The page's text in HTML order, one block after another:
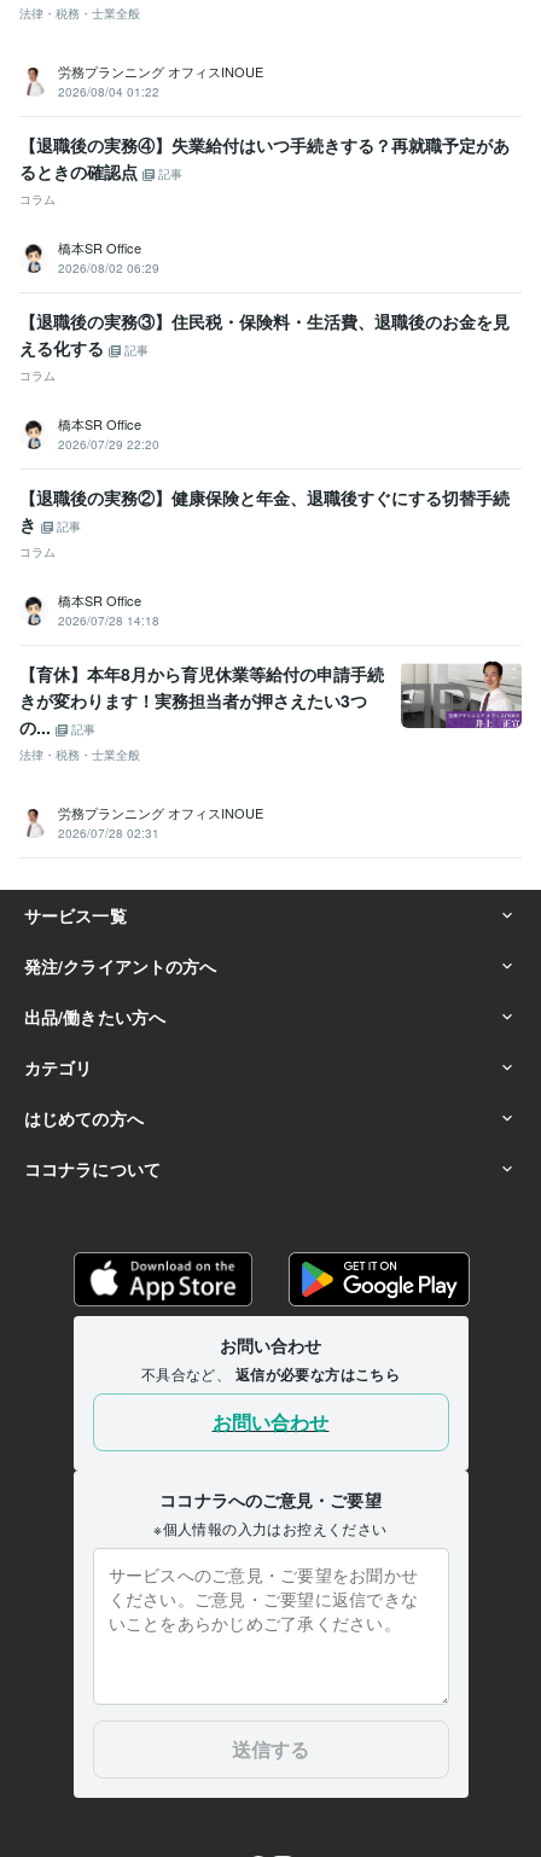
法律・税務・士業全般
労務プランニング オフィスINOUE
2026/08/04 01:22
【退職後の実務④】失業給付はいつ手続きする？再就職予定があ
るときの確認点
記事
コラム
橋本SR Office
2026/08/02 06:29
【退職後の実務③】住民税・保険料・生活費、退職後のお金を見
える化する
記事
コラム
橋本SR Office
2026/07/29 22:20
【退職後の実務②】健康保険と年金、退職後すぐにする切替手続
き
記事
コラム
橋本SR Office
2026/07/28 14:18
【育休】本年8月から育児休業等給付の申請手続
きが変わります！実務担当者が押さえたい3つ
の...
記事
法律・税務・士業全般
労務プランニング オフィスINOUE
2026/07/28 02:31